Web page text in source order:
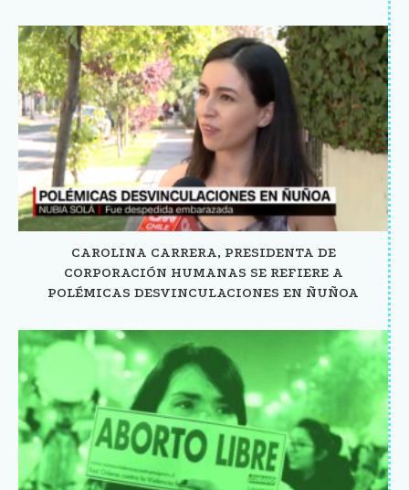
CAROLINA CARRERA, PRESIDENTA DE
CORPORACIÓN HUMANAS SE REFIERE A
POLÉMICAS DESVINCULACIONES EN ÑUÑOA